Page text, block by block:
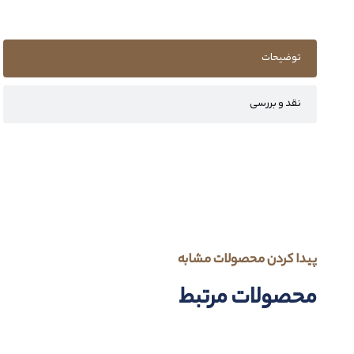
توضیحات
نقد و بررسی
پیدا کردن محصولات مشابه
محصولات مرتبط